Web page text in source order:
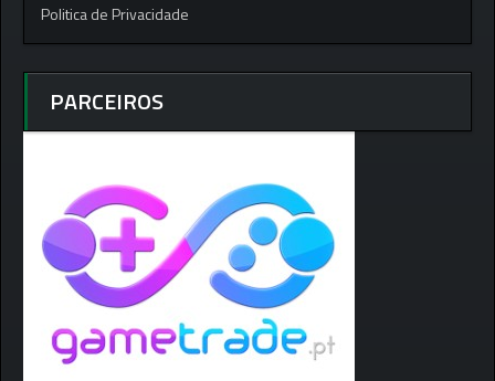
Politica de Privacidade
PARCEIROS